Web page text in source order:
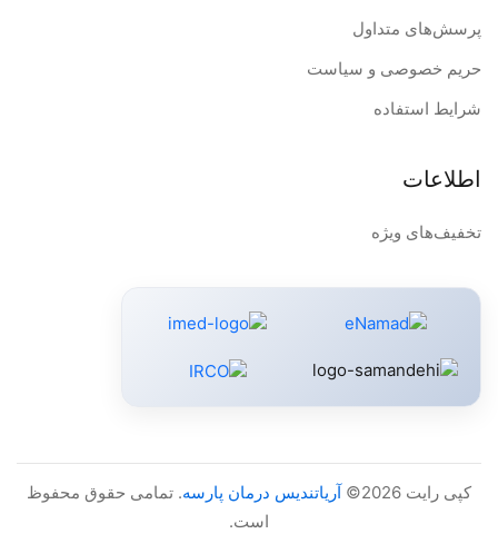
پرسش‌های متداول
حریم خصوصی و سیاست
شرایط استفاده
اطلاعات
تخفیف‌های ویژه
کپی رایت 2026© آریاتندیس درمان پارسه. تمامی حقوق محفوظ
است.